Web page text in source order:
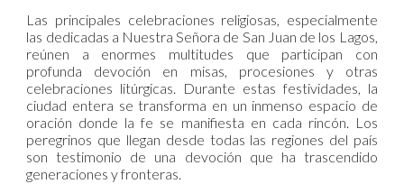
Las principales celebraciones religiosas, especialmente
las dedicadas a Nuestra Señora de San Juan de los Lagos,
reúnen a enormes multitudes que participan con
profunda devoción en misas, procesiones y otras
celebraciones litúrgicas. Durante estas festividades, la
ciudad entera se transforma en un inmenso espacio de
oración donde la fe se manifiesta en cada rincón. Los
peregrinos que llegan desde todas las regiones del país
son testimonio de una devoción que ha trascendido
generaciones y fronteras.